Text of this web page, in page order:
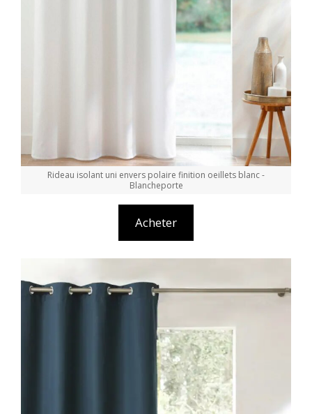
Rideau isolant uni envers polaire finition oeillets blanc -
Blancheporte
Acheter